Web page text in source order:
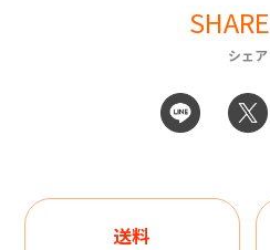
SHARE
シェア
送料